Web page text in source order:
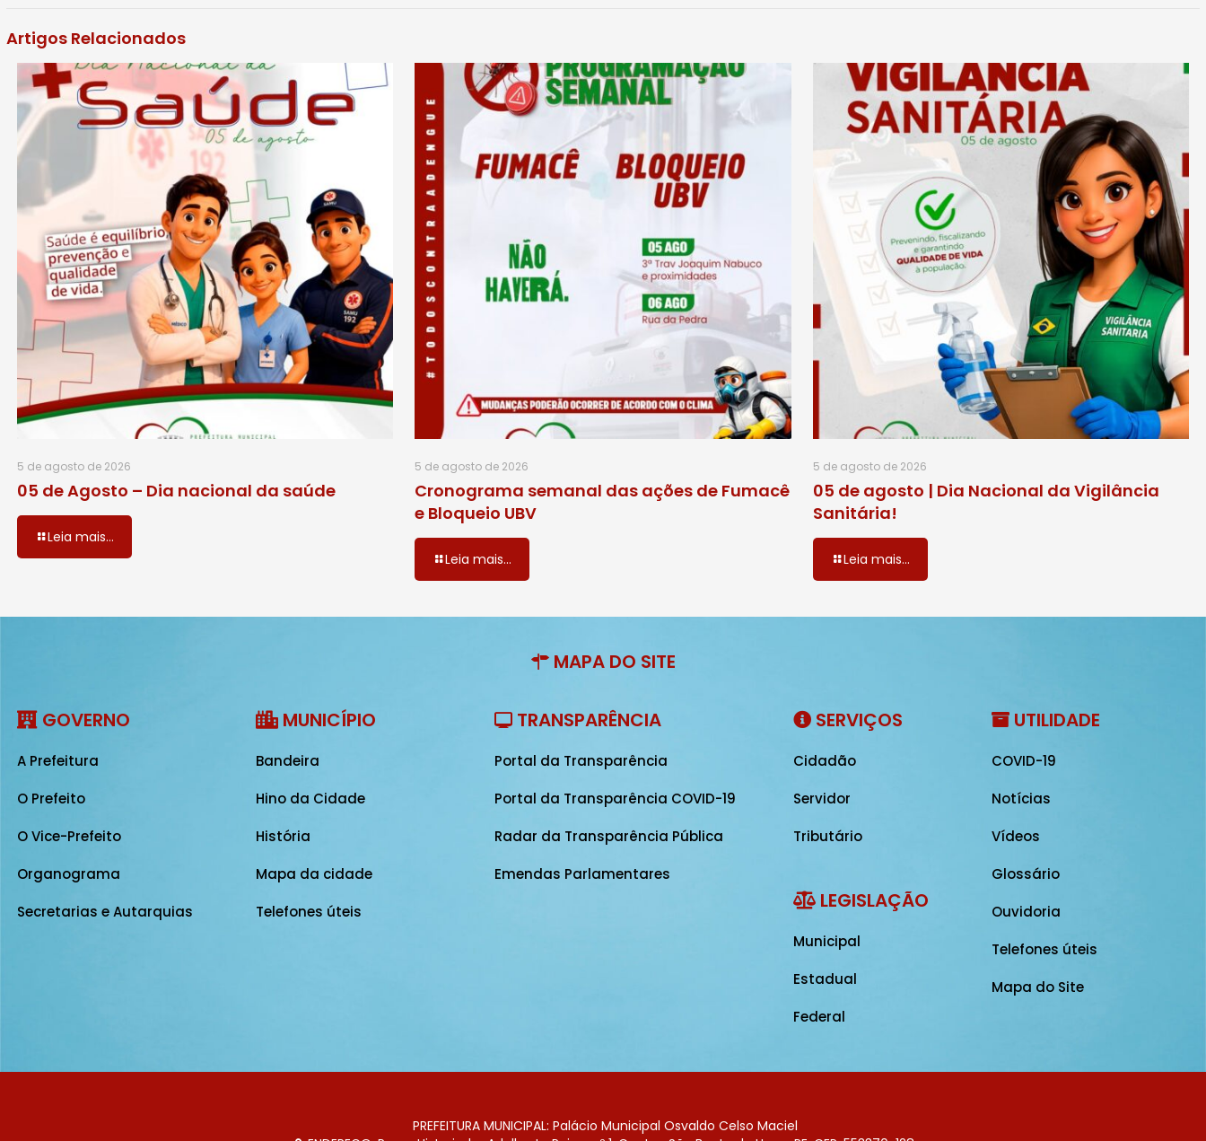
Artigos Relacionados
5 de agosto de 2026
05 de Agosto – Dia nacional da saúde
Leia mais...
5 de agosto de 2026
Cronograma semanal das ações de Fumacê
e Bloqueio UBV
Leia mais...
5 de agosto de 2026
05 de agosto | Dia Nacional da Vigilância
Sanitária!
Leia mais...
MAPA DO SITE
GOVERNO
A Prefeitura
O Prefeito
O Vice-Prefeito
Organograma
Secretarias e Autarquias
MUNICÍPIO
Bandeira
Hino da Cidade
História
Mapa da cidade
Telefones úteis
TRANSPARÊNCIA
Portal da Transparência
Portal da Transparência COVID-19
Radar da Transparência Pública
Emendas Parlamentares
SERVIÇOS
Cidadão
Servidor
Tributário
LEGISLAÇÃO
Municipal
Estadual
Federal
UTILIDADE
COVID-19
Notícias
Vídeos
Glossário
Ouvidoria
Telefones úteis
Mapa do Site
PREFEITURA MUNICIPAL: Palácio Municipal Osvaldo Celso Maciel